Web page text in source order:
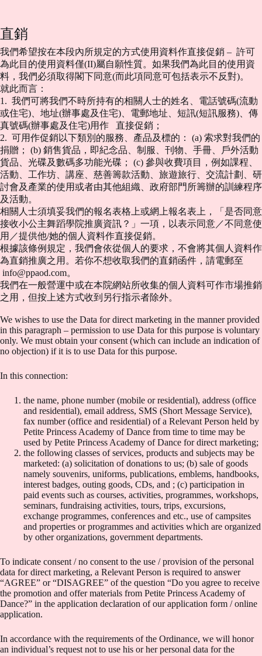
直銷
我們希望按在本段內所規定的方式使用資料作直接促銷 – 許可
為此目的使用資料僅(II)屬自願性質。如果我們為此目的使用資
料，我們必須取得閣下同意(而此項同意可包括表示不反對)。
就此而言：
1. 我們可將我們不時所持有的相關人士的姓名、電話號碼(流動
或住宅)、地址(辦事處及住宅)、電郵地址、短訊(短訊服務)、傳
真號碼(辦事處及住宅)用作 直接促銷；
2. 可用作促銷以下類別的服務、產品及標的： (a) 索求對我們的
捐贈； (b) 銷售貨品，即紀念品、制服、刊物、手冊、戶外活動
貨品、光碟及數碼多功能光碟； (c) 參與收費項目，例如課程、
活動、工作坊、講座、慈善籌款活動、旅遊旅行、交流計劃、研
討會及產業的使用或者由其他組織、政府部門所籌辦的訓練程序
及活動。
相關人士須填妥我們的報名表格上或網上報名表上，「是否同意
接收小公主舞蹈學院推廣資訊？」一項，以表示同意／不同意使
用／提供他/她的個人資料作直接促銷。
根據該條例規定，我們會依從個人的要求，不會將其個人資料作
為直銷推廣之用。若你不想收取我們的直銷函件，請電郵至
info@ppaod.com。
我們在一般營運中或在本院網站所收集的個人資料可作市場推銷
之用，但按上述方式收到另行指示者除外。
We wishes to use the Data for direct marketing in the manner provided
in this paragraph – permission to use Data for this purpose is voluntary
only. We must obtain your consent (which can include an indication of
no objection) if it is to use Data for this purpose.
In this connection:
the name, phone number (mobile or residential), address (office
and residential), email address, SMS (Short Message Service),
fax number (office and residential) of a Relevant Person held by
Petite Princess Academy of Dance from time to time may be
used by Petite Princess Academy of Dance for direct marketing;
the following classes of services, products and subjects may be
marketed: (a) solicitation of donations to us; (b) sale of goods
namely souvenirs, uniforms, publications, emblems, handbooks,
interest badges, outing goods, CDs, and ; (c) participation in
paid events such as courses, activities, programmes, workshops,
seminars, fundraising activities, tours, trips, excursions,
exchange programmes, conferences and etc., use of campsites
and properties or programmes and activities which are organized
by other organizations, government departments.
To indicate consent / no consent to the use / provision of the personal
data for direct marketing, a Relevant Person is required to answer
“AGREE” or “DISAGREE” of the question “Do you agree to receive
the promotion and offer materials from Petite Princess Academy of
Dance?” in the application declaration of our application form / online
application.
In accordance with the requirements of the Ordinance, we will honor
an individual’s request not to use his or her personal data for the